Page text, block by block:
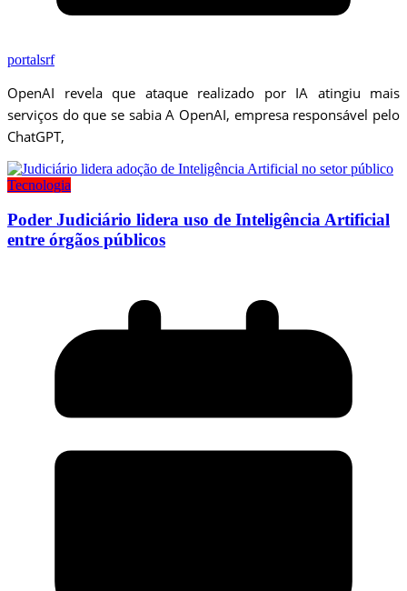
portalsrf
OpenAI revela que ataque realizado por IA atingiu mais
serviços do que se sabia A OpenAI, empresa responsável pelo
ChatGPT,
Tecnologia
Poder Judiciário lidera uso de Inteligência Artificial
entre órgãos públicos